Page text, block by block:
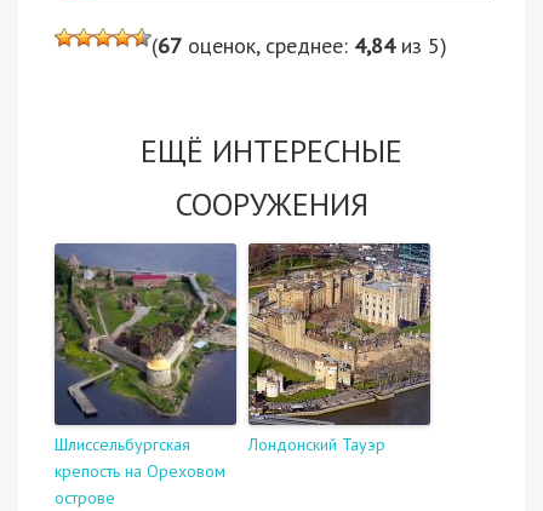
(67 оценок, среднее: 4,84из 5)
ЕЩЁ ИНТЕРЕСНЫЕ
СООРУЖЕНИЯ
Шлиссельбургская
крепость на Ореховом
острове
Лондонский Тауэр